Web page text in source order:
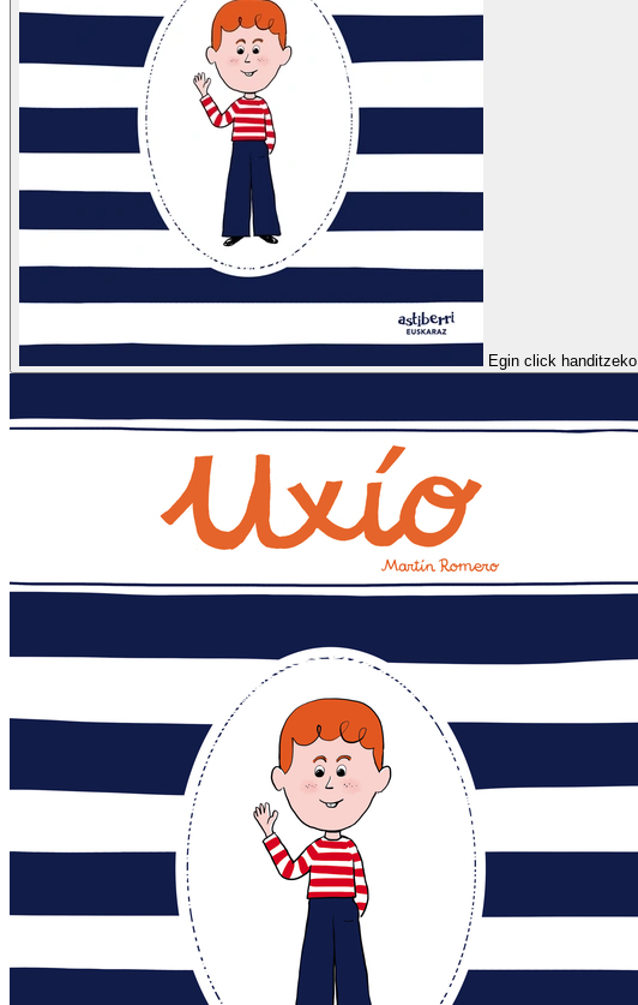
Egin click handitzeko